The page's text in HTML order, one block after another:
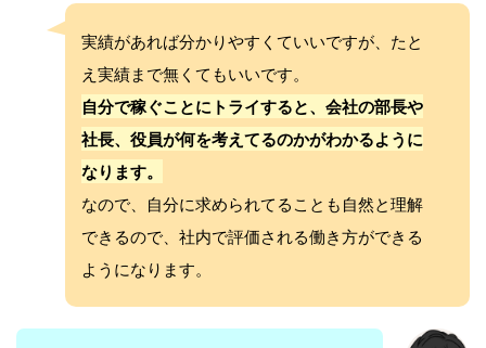
実績があれば分かりやすくていいですが、たと
え実績まで無くてもいいです。
自分で稼ぐことにトライすると、会社の部長や
社長、役員が何を考えてるのかがわかるように
なります。
なので、自分に求められてることも自然と理解
できるので、社内で評価される働き方ができる
ようになります。